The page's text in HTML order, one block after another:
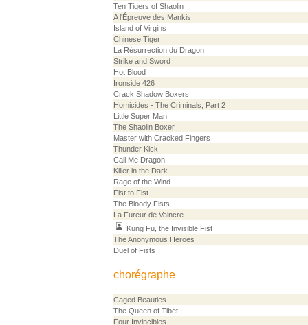
Ten Tigers of Shaolin
A l'Épreuve des Mankis
Island of Virgins
Chinese Tiger
La Résurrection du Dragon
Strike and Sword
Hot Blood
Ironside 426
Crack Shadow Boxers
Homicides - The Criminals, Part 2
Little Super Man
The Shaolin Boxer
Master with Cracked Fingers
Thunder Kick
Call Me Dragon
Killer in the Dark
Rage of the Wind
Fist to Fist
The Bloody Fists
La Fureur de Vaincre
Kung Fu, the Invisible Fist
The Anonymous Heroes
Duel of Fists
chorégraphe
Caged Beauties
The Queen of Tibet
Four Invincibles